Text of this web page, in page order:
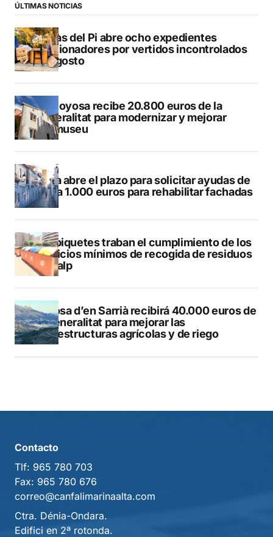
ÚLTIMAS NOTICIAS
L’Alfàs del Pi abre ocho expedientes
sancionadores por vertidos incontrolados
en agosto
Villajoyosa recibe 20.800 euros de la
Generalitat para modernizar y mejorar
Vilamuseu
Altea abre el plazo para solicitar ayudas de
hasta 1.000 euros para rehabilitar fachadas
Los piquetes traban el cumplimiento de los
servicios mínimos de recogida de residuos
en Calp
Callosa d’en Sarrià recibirá 40.000 euros de
la Generalitat para mejorar las
infraestructuras agrícolas y de riego
Contacto
Tlf: 965 780 703
Fax: 965 780 676
correo@canfalimarinaalta.com
Ctra. Dénia-Ondara.
Edifici en 2ª rotonda.